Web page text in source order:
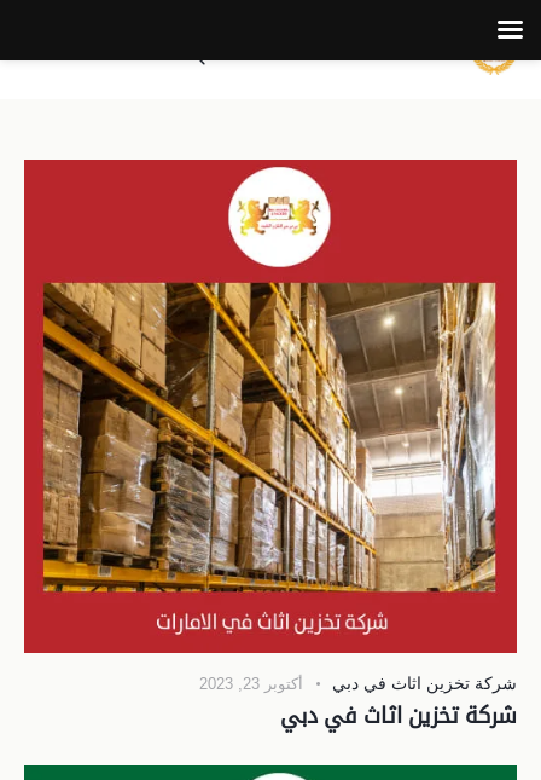
شركة تخزين اثاث في دبي أكتوبر 23, 2023
شركة تخزين اثاث في دبي